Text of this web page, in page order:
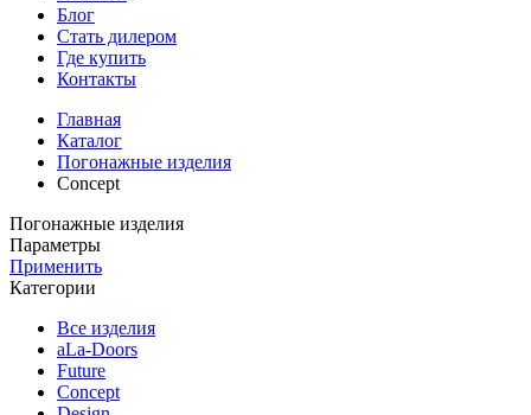
Блог
Стать дилером
Где купить
Контакты
Главная
Каталог
Погонажные изделия
Concept
Погонажные изделия
Параметры
Применить
Категории
Все изделия
aLa-Doors
Future
Concept